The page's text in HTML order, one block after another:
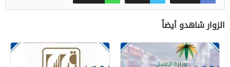
الزوار شاهدو أيضاً